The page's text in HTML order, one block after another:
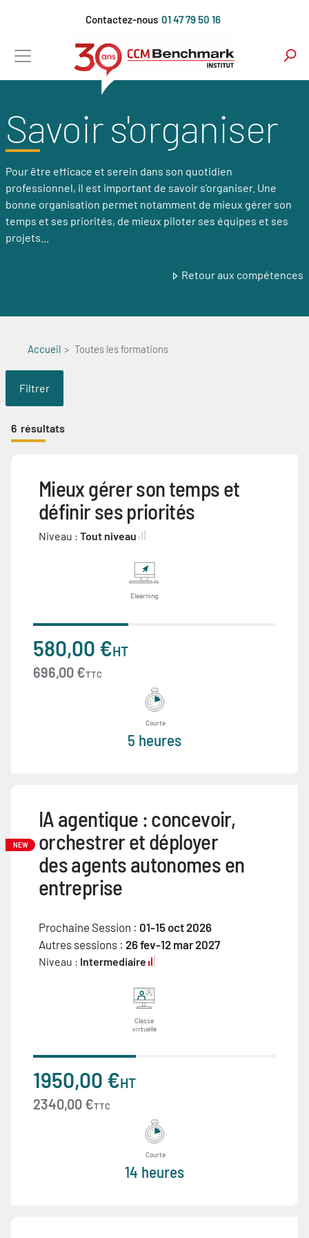
principal
Contactez-nous 01 47 79 50 16
Savoir s'organiser
Pour être efficace et serein dans son quotidien
professionnel, il est important de savoir s’organiser. Une
bonne organisation permet notamment de mieux gérer son
temps et ses priorités, de mieux piloter ses équipes et ses
projets...
Retour aux compétences
Accueil Toutes les formations
Filtrer
6 résultats
Mieux gérer son temps et
définir ses priorités
Niveau : Tout niveau
Elearning
580,00 €HT
696,00 €TTC
Courte
5 heures
NEW
IA agentique : concevoir,
orchestrer et déployer
des agents autonomes en
entreprise
Prochaine Session : 01-15 oct 2026
Autres sessions : 26 fev-12 mar 2027
Niveau : Intermediaire
Classe
virtuelle
1950,00 €HT
2340,00 €TTC
Courte
14 heures